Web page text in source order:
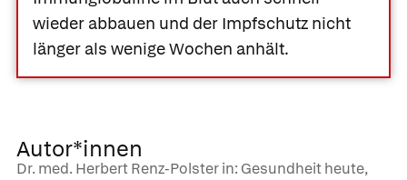
wieder abbauen und der Impfschutz nicht
länger als wenige Wochen anhält.
Autor*innen
Dr. med. Herbert Renz-Polster in: Gesundheit heute,